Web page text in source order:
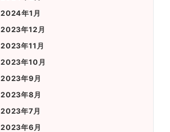
2024年1月
2023年12月
2023年11月
2023年10月
2023年9月
2023年8月
2023年7月
2023年6月